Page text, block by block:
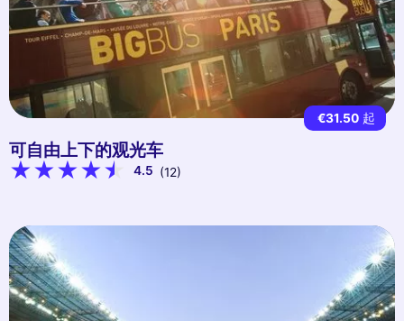
€31.50 起
可自由上下的观光车
4.5 (12)